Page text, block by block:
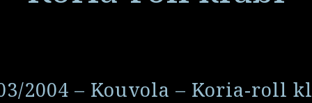
2004 – Kouvola – Koria-roll